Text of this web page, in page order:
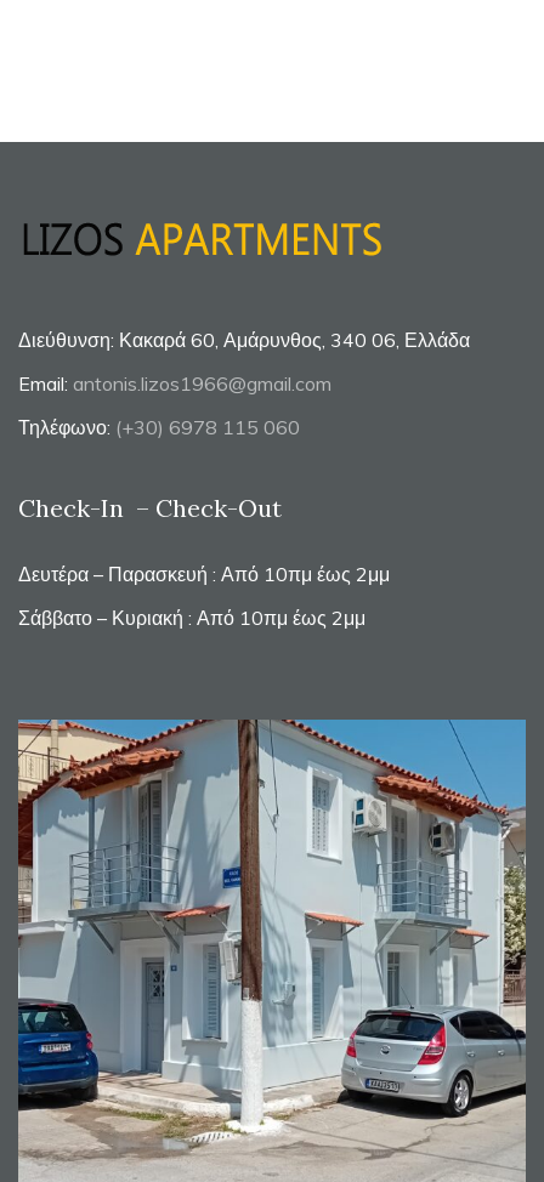
Διεύθυνση: Κακαρά 60, Αμάρυνθος, 340 06, Ελλάδα
Email: antonis.lizos1966@gmail.com
Τηλέφωνο: (+30) 6978 115 060
Check-In – Check-Out
Δευτέρα – Παρασκευή : Από 10πμ έως 2μμ
Σάββατο – Κυριακή : Από 10πμ έως 2μμ